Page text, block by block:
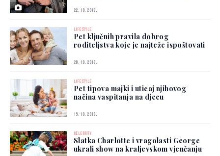
22. 10. 2018.
LIFESTYLE
Pet ključnih pravila dobrog
roditeljstva koje je najteže ispoštovati
20. 10. 2018.
LIFESTYLE
Pet tipova majki i uticaj njihovog
načina vaspitanja na djecu
19. 10. 2018.
CELEBRITY
Slatka Charlotte i vragolasti George
ukrali show na kraljevskom vjenčanju